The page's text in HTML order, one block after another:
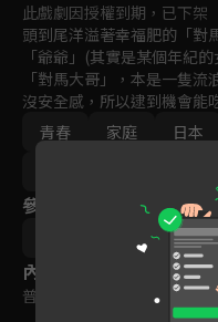
此戲劇因授權到期，已下架
頭到尾洋溢著幸福肥的「對
「爺爺」(其實是某個年紀
「對馬大哥」，本是一隻
沒安全感，所以逮到機會能
爺家的院子，受到爺爺的照
爺爺家「婧大姐」，以及
青春
家庭 日本
參與演員
內容標籤
普遍級